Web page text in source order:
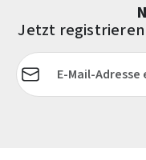
Jetzt registrieren
E-Mail-Adresse*